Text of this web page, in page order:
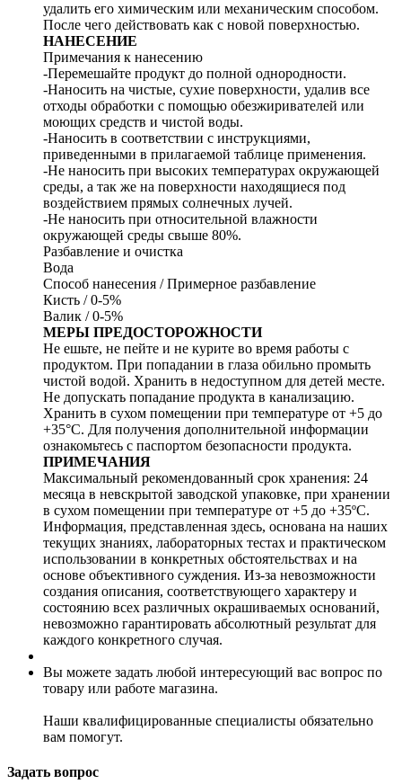
удалить его химическим или механическим способом.
После чего действовать как с новой поверхностью.
НАНЕСЕНИЕ
Примечания к нанесению
-Перемешайте продукт до полной однородности.
-Наносить на чистые, сухие поверхности, удалив все
отходы обработки с помощью обезжиривателей или
моющих средств и чистой воды.
-Наносить в соответствии с инструкциями,
приведенными в прилагаемой таблице применения.
-Не наносить при высоких температурах окружающей
среды, а так же на поверхности находящиеся под
воздействием прямых солнечных лучей.
-Не наносить при относительной влажности
окружающей среды свыше 80%.
Разбавление и очистка
Вода
Способ нанесения / Примерное разбавление
Кисть / 0-5%
Валик / 0-5%
МЕРЫ ПРЕДОСТОРОЖНОСТИ
Не ешьте, не пейте и не курите во время работы с
продуктом. При попадании в глаза обильно промыть
чистой водой. Хранить в недоступном для детей месте.
Не допускать попадание продукта в канализацию.
Хранить в сухом помещении при температуре от +5 до
+35°C. Для получения дополнительной информации
ознакомьтесь с паспортом безопасности продукта.
ПРИМЕЧАНИЯ
Максимальный рекомендованный срок хранения: 24
месяца в невскрытой заводской упаковке, при хранении
в сухом помещении при температуре от +5 до +35ºC.
Информация, представленная здесь, основана на наших
текущих знаниях, лабораторных тестах и практическом
использовании в конкретных обстоятельствах и на
основе объективного суждения. Из-за невозможности
создания описания, соответствующего характеру и
состоянию всех различных окрашиваемых оснований,
невозможно гарантировать абсолютный результат для
каждого конкретного случая.
Вы можете задать любой интересующий вас вопрос по
товару или работе магазина.
Наши квалифицированные специалисты обязательно
вам помогут.
Задать вопрос